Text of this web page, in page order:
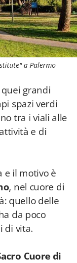
a Palermo
grandi
spazi verdi
tra i viali alle
e di
e il motivo è
, nel cuore di
quello delle
da poco
di vita.
Cuore di